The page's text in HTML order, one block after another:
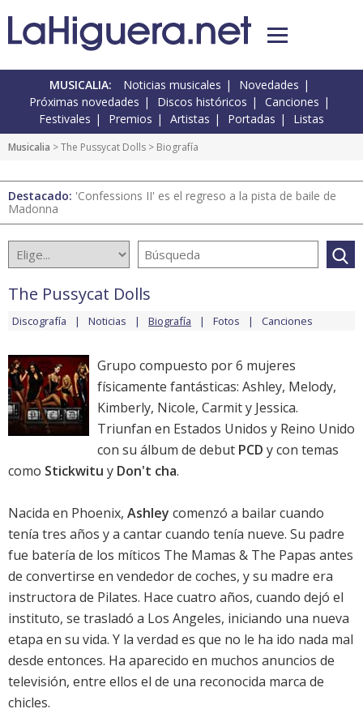
MUSICALIA: Noticias musicales
Novedades
Próximas novedades
Discos históricos
Canciones
Festivales
Premios Artistas Portadas Listas
Musicalia >The Pussycat Dolls > Biografía
Destacado: 'Confessions II' es el regreso a la pista de baile de
Madonna
The Pussycat Dolls
Discografía Noticias Biografía Fotos Canciones
Grupo compuesto por 6 mujeres
físicamente fantásticas: Ashley, Melody,
Kimberly, Nicole, Carmit y Jessica.
Triunfan en Estados Unidos y Reino Unido
con su álbum de debut PCD y con temas
como Stickwitu y Don't cha.
Nacida en Phoenix, Ashley comenzó a bailar cuando
tenía tres años y a cantar cuando tenía nueve. Su padre
fue batería de los míticos The Mamas & The Papas antes
de convertirse en vendedor de coches, y su madre era
instructora de Pilates. Hace cuatro años, cuando dejó el
instituto, se trasladó a Los Angeles, iniciando una nueva
etapa en su vida. Y la verdad es que no le ha ido nada mal
desde entonces. Ha aparecido en muchos anuncios de
televisión, entre ellos el de una reconocida marca de
chicles.